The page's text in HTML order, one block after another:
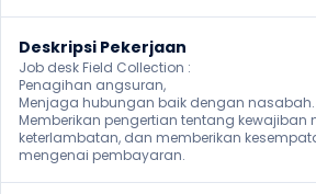
Deskripsi Pekerjaan
Job desk Field Collection :
Penagihan angsuran,
Menjaga hubungan baik dengan nasabah.
Memberikan pengertian tentang kewajiban
keterlambatan, dan memberikan
mengenai pembayaran.